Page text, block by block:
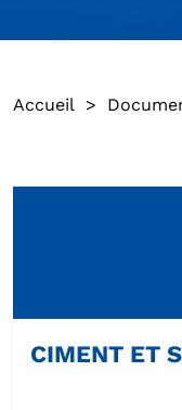
Accueil >
CIMENT ET